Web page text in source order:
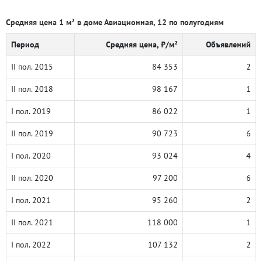
Средняя цена 1 м² в доме Авиационная, 12 по полугодиям
Период Средняя цена, ₽/м² Объявлений
II пол. 2015 84 353 2
II пол. 2018 98 167 1
I пол. 2019 86 022 1
II пол. 2019 90 723 6
I пол. 2020 93 024 4
II пол. 2020 97 200 6
I пол. 2021 95 260 2
II пол. 2021 118 000 1
I пол. 2022 107 132 2